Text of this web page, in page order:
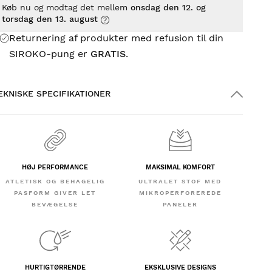
Returnering af produkter med refusion til din
SIROKO-pung er GRATIS.
Køb nu og modtag det mellemonsdag den 12. og
torsdag den 13. august
SPECIFIKATIONER
HØJ PERFORMANCE
ATLETISK OG BEHAGELIG
PASFORM GIVER LET
BEVÆGELSE
MAKSIMAL KOMFORT
ULTRALET STOF MED
MIKROPERFOREREDE
PANELER
HURTIGTØRRENDE EKSKLUSIVE DESIGNS